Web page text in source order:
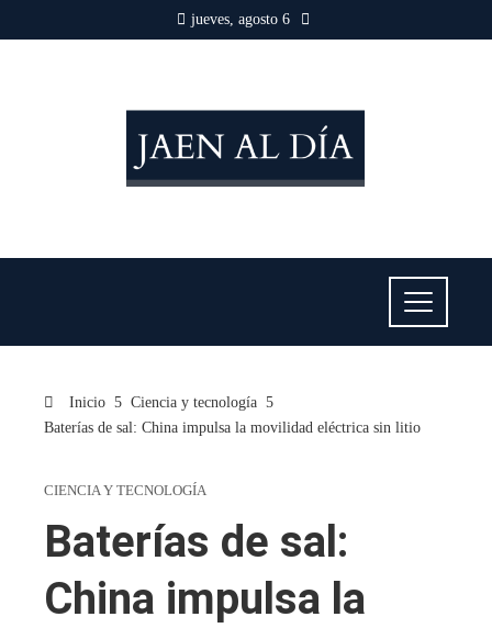
jueves, agosto 6
Inicio
Ciencia y tecnología
Baterías de sal: China impulsa la movilidad eléctrica sin litio
CIENCIA Y TECNOLOGÍA
Baterías de sal:
China impulsa la